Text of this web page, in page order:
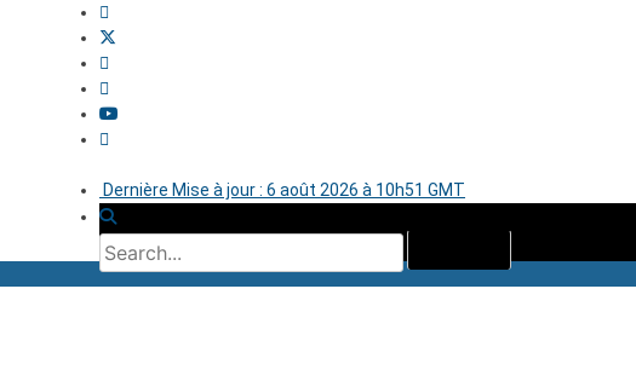
Dernière Mise à jour : 6 août 2026 à 10h51 GMT